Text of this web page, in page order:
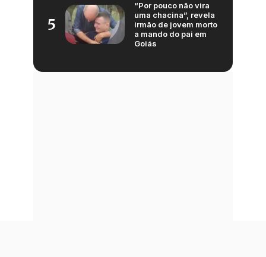
5
“Por pouco não vira
uma chacina”, revela
irmão de jovem morto
a mando do pai em
Goiás